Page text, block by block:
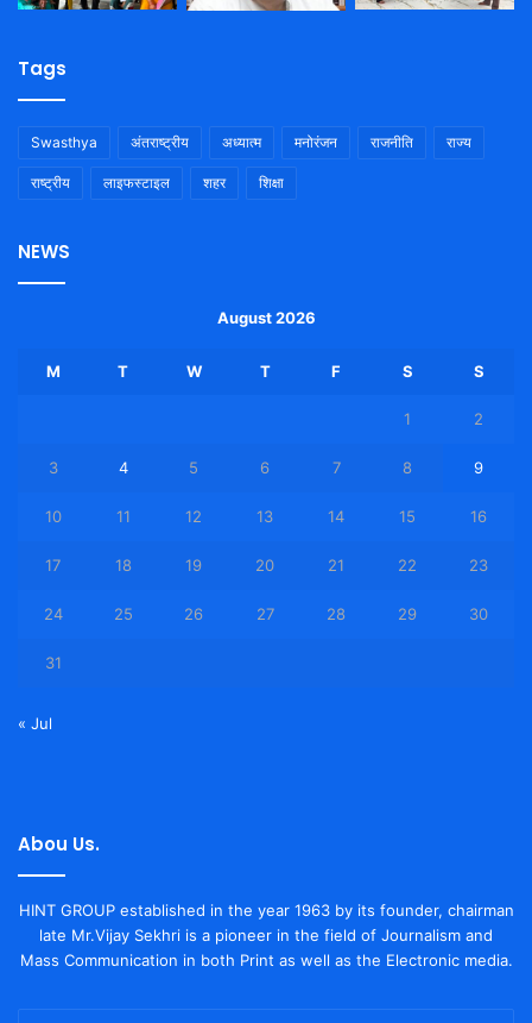
Tags
Swasthya अंतराष्ट्रीय अध्यात्म मनोरंजन राजनीति राज्य
राष्ट्रीय लाइफस्टाइल शहर शिक्षा
NEWS
August 2026
M T W T F S S
1 2
3 4 5 6 7 8 9
10 11 12 13 14 15 16
17 18 19 20 21 22 23
24 25 26 27 28 29 30
31
« Jul
Abou Us.
HINT GROUP established in the year 1963 by its founder, chairman
late Mr.Vijay Sekhri is a pioneer in the field of Journalism and
Mass Communication in both Print as well as the Electronic media.